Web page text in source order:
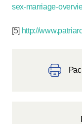
sex-marriage-
[5] http://